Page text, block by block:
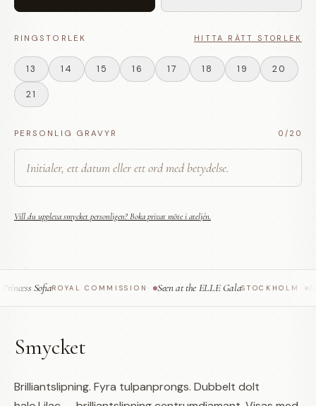
RINGSTORLEK HITTA RÄTT STORLEK
13 14 15 16 17 18 19 20
21
PERSONLIG GRAVYR 0 /20
Vill du uppleva smycket personligen? Boka privat möte i ateljén.
SofiaROYAL COMMISSION · Seen at the ELLE GalaSTOCKHOLM·
Smycket
Brilliantslipning. Fyra tulpanprongs. Dubbelt dolt